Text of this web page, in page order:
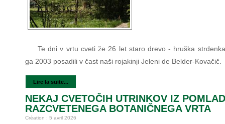
Te dni v vrtu cveti že 26 let staro drevo - hruška
ga 2003 posadili v čast naši rojakinji Jeleni de Belder-Kovačič.
Lire la suite...
NEKAJ CVETOČIH UTRINKOV IZ
RAZCVETENEGA BOTANIČNEGA VRTA
Création : 5 avril 2026